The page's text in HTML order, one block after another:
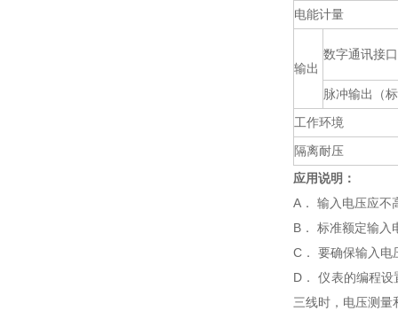
电能计量
输出
数字通讯接口
脉冲输出（
工作环境
隔离耐压
应用说明：
A． 输入电压应不
B． 标准额定输入
C． 要确保输入电
D． 仪表的编程
三线时，电压测量